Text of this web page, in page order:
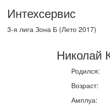
Интехсервис
3-я лига Зона Б (Лето 2017)
Николай
Родился:
Возраст:
Амплуа: